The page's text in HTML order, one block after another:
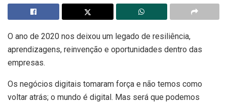
O ano de 2020 nos deixou um legado de resiliência,
aprendizagens, reinvenção e oportunidades dentro das
empresas.
Os negócios digitais tomaram força e não temos como
voltar atrás; o mundo é digital. Mas será que podemos